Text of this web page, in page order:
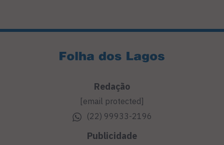
Redação
[email protected]
(22) 99933-2196
Publicidade